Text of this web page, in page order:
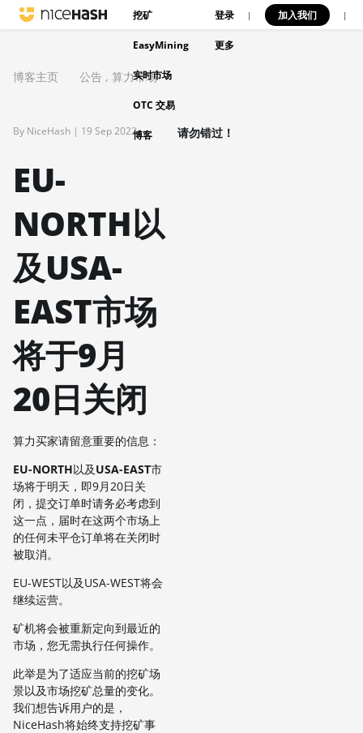
挖矿
EasyMining
实时市场
OTC 交易
博客
登录 | 加入我们 |
更多
博客主页 公告 , 算力市场
By NiceHash | 19 Sep 2022
EU-
NORTH以
及USA-
EAST市场
将于9月
20日关闭
算力买家请留意重要的信息：
EU-NORTH以及USA-EAST市
场将于明天，即9月20日关
闭，提交订单时请务必考虑到
这一点，届时在这两个市场上
的任何未平仓订单将在关闭时
被取消。
EU-WEST以及USA-WEST将会
继续运营。
矿机将会被重新定向到最近的
市场，您无需执行任何操作。
此举是为了适应当前的挖矿场
景以及市场挖矿总量的变化。
我们想告诉用户的是，
NiceHash将始终支持挖矿事
请勿错过！